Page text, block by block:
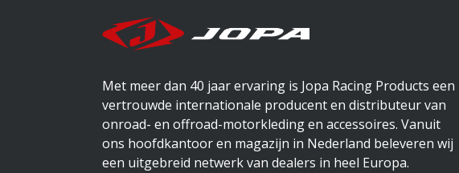
Met meer dan 40 jaar ervaring is Jopa Racing Products een
vertrouwde internationale producent en distributeur van
onroad- en offroad-motorkleding en accessoires. Vanuit
ons hoofdkantoor en magazijn in Nederland beleveren wij
een uitgebreid netwerk van dealers in heel Europa.